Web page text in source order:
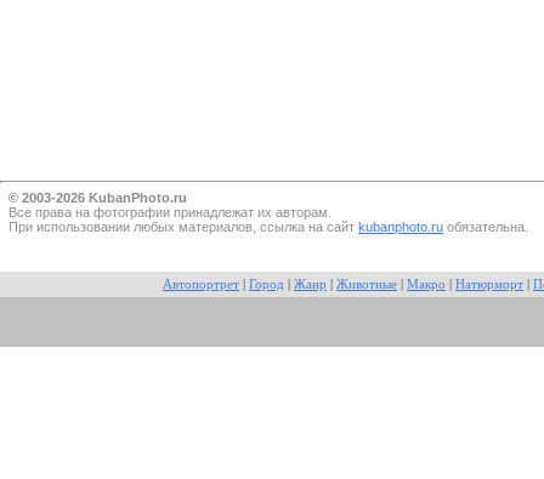
© 2003-2026 KubanPhoto.ru
Все прaва на фотографии принадлежат их авторам.
При использовании любых материалов, ссылка на сайт kubanphoto.ru обязательна.
Автопортрет Город Жанр Животные Макро Натюрморт